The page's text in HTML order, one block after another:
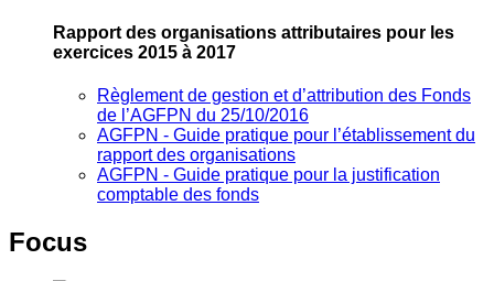
Rapport des organisations attributaires pour les
exercices 2015 à 2017
Règlement de gestion et d’attribution des Fonds
de l’AGFPN du 25/10/2016
AGFPN ‐ Guide pratique pour l’établissement du
rapport des organisations
AGFPN ‐ Guide pratique pour la justification
comptable des fonds
Focus